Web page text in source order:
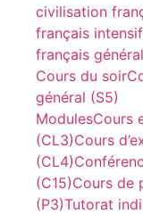
civilisation
français
français
Cours du soir
général (S5)
ModulesCours
(CL3)Cours
(CL4)
(C15)Cours de
(P3)Tutorat